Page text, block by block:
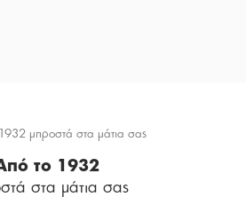
το 1932
στα μάτια σας